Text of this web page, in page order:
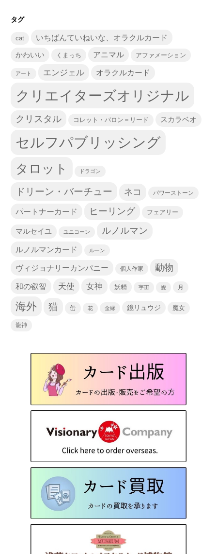
タグ
cat いちばんていねいな、オラクルカード
かわいい くまっち アニマル アファメーション
アート エンジェル オラクルカード
クリエイターズオリジナル
クリスタル コレット・バロン＝リード スカラベオ
セルフパブリッシング
タロット ドラゴン
ドリーン・バーチュー ネコ パワーストーン
パートナーカード ヒーリング フェアリー
マルセイユ ユニコーン ルノルマン
ルノルマンカード ルーン
ヴィジョナリーカンパニー 個人作家 動物
和の叡智 天使 女神 妖精 宇宙 愛 月
海外 猫 缶 花 金縁 鏡リュウジ 魔女
龍神